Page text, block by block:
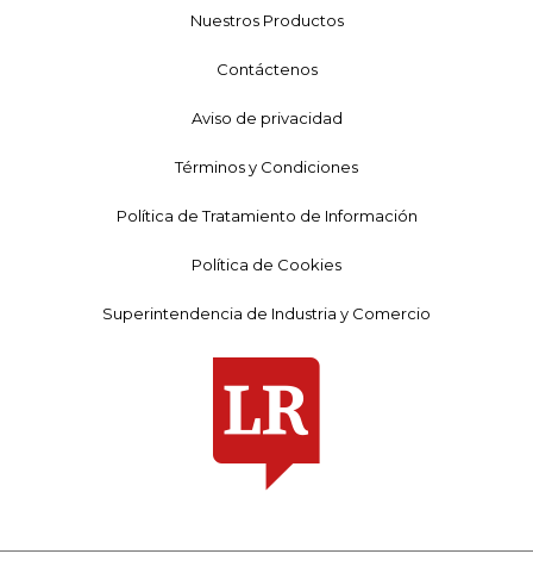
Nuestros Productos
Contáctenos
Aviso de privacidad
Términos y Condiciones
Política de Tratamiento de Información
Política de Cookies
Superintendencia de Industria y Comercio